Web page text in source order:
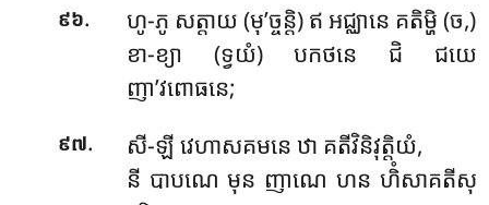
៩៦.
ហូ-ភូ សត្តាយ (មុ’ច្ចន្តិ) ឥ អជ្ឈានេ គតិម្ហិ (ច,)
ខា-ខ្យា (ទ្វយំ) បកថនេ ជិ ជយេ
ញា’វពោធនេ;
៩៧.
សី-ឡី វេហាសគមនេ ឋា គតីវិនិវុត្តិយំ,
នី បាបណេ មុន ញាណេ ហន ហិំសាគតីសុ